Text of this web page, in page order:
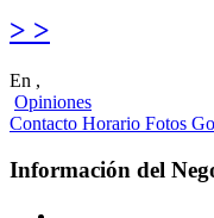
> >
En ,
Opiniones
Contacto Horario Fotos
Información del